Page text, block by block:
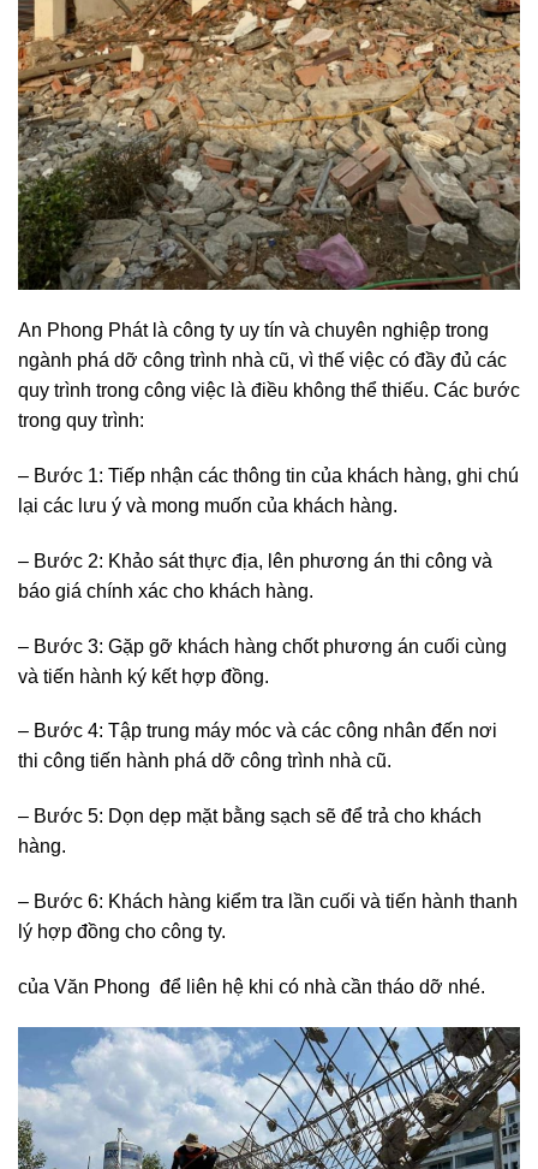
An Phong Phát là công ty uy tín và chuyên nghiệp trong
ngành phá dỡ công trình nhà cũ, vì thế việc có đầy đủ các
quy trình trong công việc là điều không thể thiếu. Các bước
trong quy trình:
– Bước 1: Tiếp nhận các thông tin của khách hàng, ghi chú
lại các lưu ý và mong muốn của khách hàng.
– Bước 2: Khảo sát thực địa, lên phương án thi công và
báo giá chính xác cho khách hàng.
– Bước 3: Gặp gỡ khách hàng chốt phương án cuối cùng
và tiến hành ký kết hợp đồng.
– Bước 4: Tập trung máy móc và các công nhân đến nơi
thi công tiến hành phá dỡ công trình nhà cũ.
– Bước 5: Dọn dẹp mặt bằng sạch sẽ để trả cho khách
hàng.
– Bước 6: Khách hàng kiểm tra lần cuối và tiến hành thanh
lý hợp đồng cho công ty.
của Văn Phong để liên hệ khi có nhà cần tháo dỡ nhé.